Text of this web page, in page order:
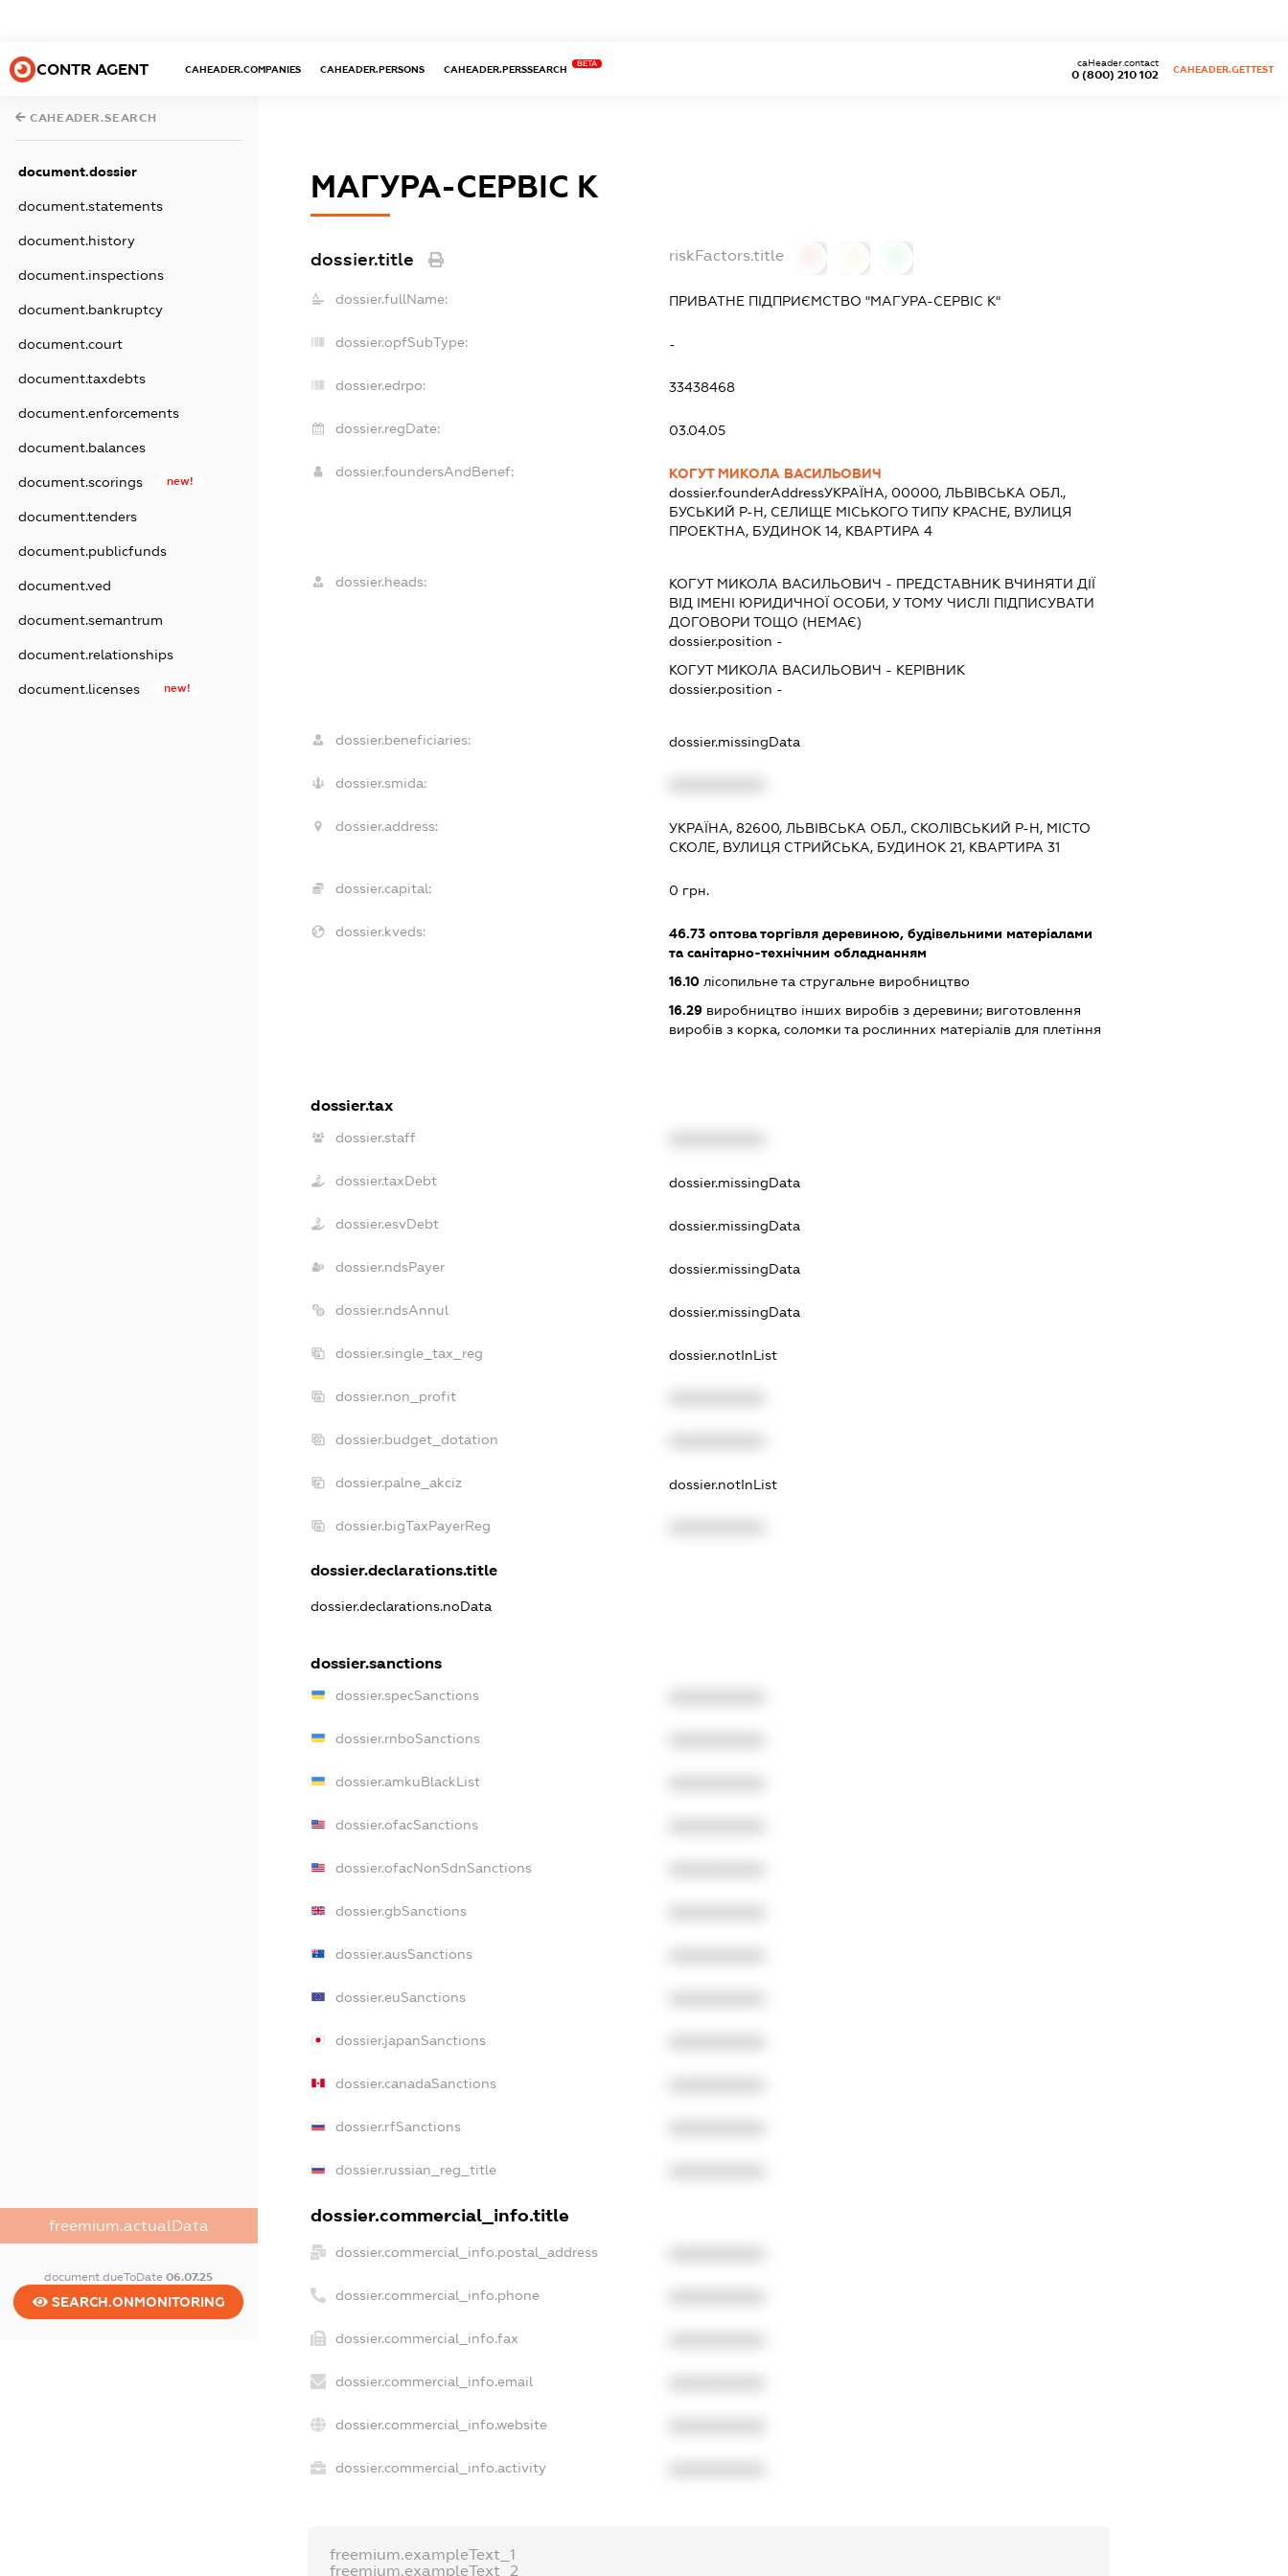
CONTR AGENT CAHEADER.COMPANIES CAHEADER.PERSONS CAHEADER.PERSSEARCH
BETA
0 (800) 210 102
caHeader.contact
CAHEADER.GETTEST
CAHEADER.SEARCH
document.dossier
document.statements
document.history
document.inspections
document.bankruptcy
document.court
document.taxdebts
document.enforcements
document.balances
document.scorings new!
document.tenders
document.publicfunds
document.ved
document.semantrum
document.relationships
document.licenses new!
freemium.actualData
document.dueToDate06.07.25
SEARCH.ONMONITORING
МАГУРА-СЕРВІС К
dossier.title riskFactors.title
dossier.fullName: ПРИВАТНЕ ПІДПРИЄМСТВО "МАГУРА-СЕРВІС К"
dossier.opfSubType: -
dossier.edrpo: 33438468
dossier.regDate: 03.04.05
dossier.foundersAndBenef:
КОГУТ МИКОЛА ВАСИЛЬОВИЧ
dossier.founderAddressУКРАЇНА, 00000, ЛЬВІВСЬКА ОБЛ.,
БУСЬКИЙ Р-Н, СЕЛИЩЕ МІСЬКОГО ТИПУ КРАСНЕ, ВУЛИЦЯ
ПРОЕКТНА, БУДИНОК 14, КВАРТИРА 4
dossier.heads: КОГУТ МИКОЛА ВАСИЛЬОВИЧ - ПРЕДСТАВНИК ВЧИНЯТИ ДІЇ
ВІД ІМЕНІ ЮРИДИЧНОЇ ОСОБИ, У ТОМУ ЧИСЛІ ПІДПИСУВАТИ
ДОГОВОРИ ТОЩО (НЕМАЄ)
dossier.position -
КОГУТ МИКОЛА ВАСИЛЬОВИЧ - КЕРІВНИК
dossier.position -
dossier.beneficiaries: dossier.missingData
dossier.smida:
dossier.address:
УКРАЇНА, 82600, ЛЬВІВСЬКА ОБЛ., СКОЛІВСЬКИЙ Р-Н, МІСТО
СКОЛЕ, ВУЛИЦЯ СТРИЙСЬКА, БУДИНОК 21, КВАРТИРА 31
dossier.capital: 0 грн.
dossier.kveds: 46.73оптова торгівля деревиною, будівельними матеріалами
та санітарно-технічним обладнанням
16.10лісопильне та стругальне виробництво
16.29виробництво інших виробів з деревини; виготовлення
виробів з корка, соломки та рослинних матеріалів для плетіння
dossier.tax
dossier.staff
dossier.taxDebt dossier.missingData
dossier.esvDebt dossier.missingData
dossier.ndsPayer dossier.missingData
dossier.ndsAnnul dossier.missingData
dossier.single_tax_reg dossier.notInList
dossier.non_profit
dossier.budget_dotation
dossier.palne_akciz dossier.notInList
dossier.bigTaxPayerReg
dossier.declarations.title
dossier.declarations.noData
dossier.sanctions
dossier.specSanctions
dossier.rnboSanctions
dossier.amkuBlackList
dossier.ofacSanctions
dossier.ofacNonSdnSanctions
dossier.gbSanctions
dossier.ausSanctions
dossier.euSanctions
dossier.japanSanctions
dossier.canadaSanctions
dossier.rfSanctions
dossier.russian_reg_title
dossier.commercial_info.title
dossier.commercial_info.postal_address
dossier.commercial_info.phone
dossier.commercial_info.fax
dossier.commercial_info.email
dossier.commercial_info.website
dossier.commercial_info.activity
freemium.exampleText_1
freemium.exampleText_2